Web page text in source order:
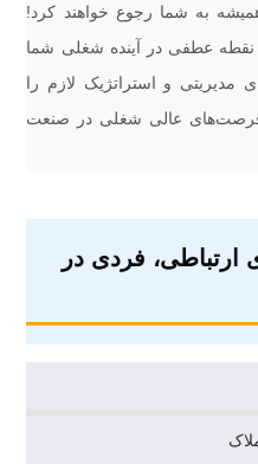
به شما رجوع خواهند کرد!
نقطه عطفی در آینده شغلی شما
مدیریتی و استراتژیک لازم را
فرصت‌های عالی شغلی در صنعت
فردی در